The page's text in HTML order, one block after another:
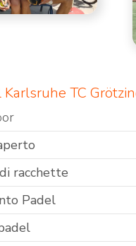
TC
racchette
Padel